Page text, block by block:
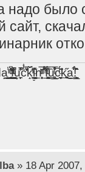
надо было
сайт,
̰̜̝̯͉̯̖̓̎́ͨ̽ͫ͟f̟͇̭̀ͬͨͭ̐̚u̹̼̹̗̞͑̔͂͐̚cͭ̅̊̆̒̆ǩ̝̩̯́ͥ̔̍̑ḭ͓͍̳̬ͦ̽͂n͍͎͈̈̅ͩͬ ̊ͫ̂̾̑̈́f̲͚͉͓͗̋́ͧͦ̅ȗ͇̲̻͈̲̅̎͗͒ͭ͡c̬̟̠̹̯̈́ͩ͘ͅk̫̠̻̋͜a̲͒̾̇!͙͕̺͉̗̩̲̂̏̄̀
» 18 Apr 2007,